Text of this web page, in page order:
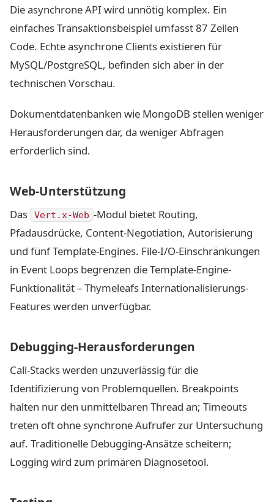
Die asynchrone API wird unnötig komplex. Ein
einfaches Transaktionsbeispiel umfasst 87 Zeilen
Code. Echte asynchrone Clients existieren für
MySQL/PostgreSQL, befinden sich aber in der
technischen Vorschau.
Dokumentdatenbanken wie MongoDB stellen weniger
Herausforderungen dar, da weniger Abfragen
erforderlich sind.
Web-Unterstützung
Das Vert.x-Web -Modul bietet Routing,
Pfadausdrücke, Content-Negotiation, Autorisierung
und fünf Template-Engines. File-I/O-Einschränkungen
in Event Loops begrenzen die Template-Engine-
Funktionalität – Thymeleafs Internationalisierungs-
Features werden unverfügbar.
Debugging-Herausforderungen
Call-Stacks werden unzuverlässig für die
Identifizierung von Problemquellen. Breakpoints
halten nur den unmittelbaren Thread an; Timeouts
treten oft ohne synchrone Aufrufer zur Untersuchung
auf. Traditionelle Debugging-Ansätze scheitern;
Logging wird zum primären Diagnosetool.